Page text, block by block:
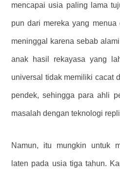
mencapai usia paling lama
pun dari mereka yang
meninggal karena sebab
anak hasil rekayasa yang
universal tidak memiliki cacat
pendek, sehingga para ahli
masalah dengan teknologi
Namun, itu mungkin untuk
laten pada usia tiga tahun.